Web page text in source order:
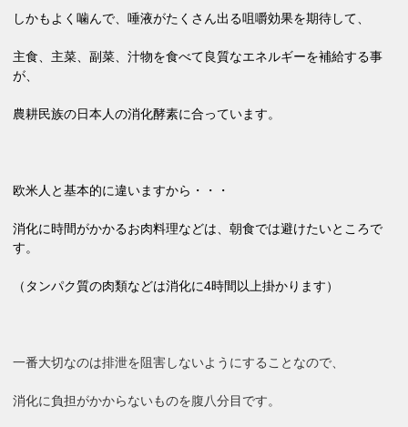
しかもよく噛んで、唾液がたくさん出る咀嚼効果を期待して、
主食、主菜、副菜、汁物を食べて良質なエネルギーを補給する事
が、
農耕民族の日本人の消化酵素に合っています。
欧米人と基本的に違いますから・・・
消化に時間がかかるお肉料理などは、朝食では避けたいところで
す。
（タンパク質の肉類などは消化に4時間以上掛かります）
一番大切なのは排泄を阻害しないようにすることなので、
消化に負担がかからないものを腹八分目です。